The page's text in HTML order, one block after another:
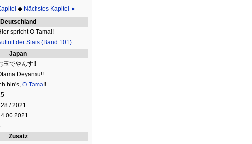
◆ Nächstes Kapitel ►
Deutschland
spricht O-Tama!!
der Stars (Band 101)
Japan
玉でやんす!!
Deyansu!!
bin's, O-Tama!!
/ 2021
Zusatz